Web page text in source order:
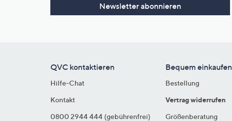
Newsletter abonnieren
QVC kontaktieren
Hilfe-Chat
Kontakt
0800 2944 444 (gebührenfrei)
Bequem einkaufen
Bestellung
Vertrag widerrufen
Größenberatung